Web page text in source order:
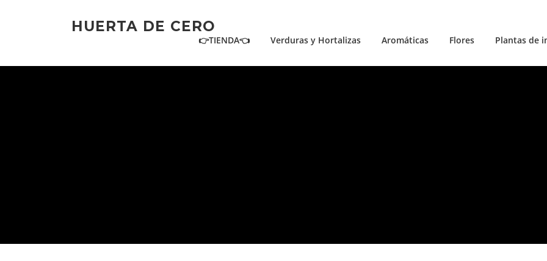
HUERTA DE CERO
👉TIENDA👈 Verduras y Hortalizas Aromáticas Flores Plantas de